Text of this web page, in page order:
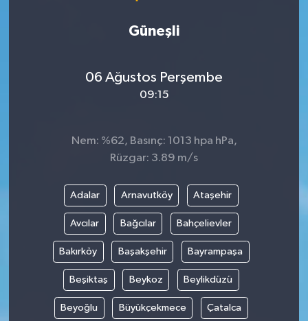
Güneşli
06 Ağustos Perşembe
09:15
Nem: %62, Basınç: 1013 hpa hPa,
Rüzgar: 3.89 m/s
Adalar Arnavutköy Ataşehir
Avcılar Bağcılar Bahçelievler
Bakırköy Başakşehir Bayrampaşa
Beşiktaş Beykoz Beylikdüzü
Beyoğlu Büyükçekmece Çatalca